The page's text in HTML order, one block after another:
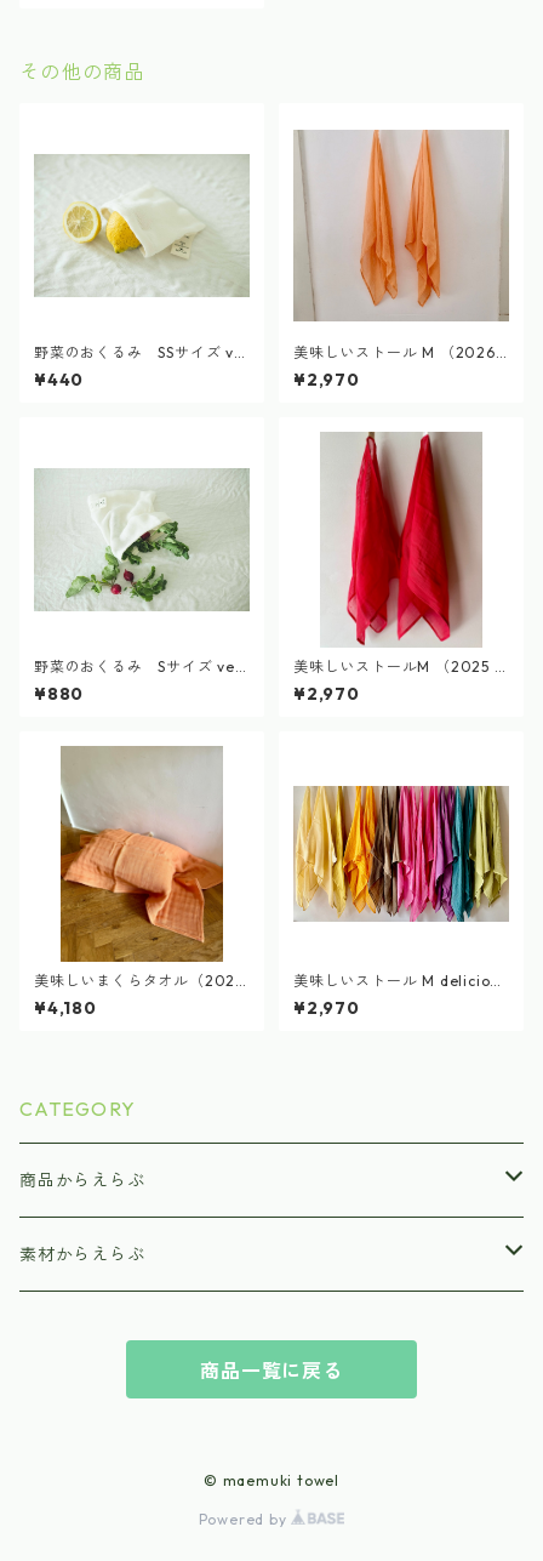
その他の商品
野菜のおくるみ SSサイズ ve
getable swaddle
¥440
美味しいストール M （2026
雪下人参染め）
¥2,970
野菜のおくるみ Sサイズ veg
etable swaddle
¥880
美味しいストールM （2025 n
onomamaビーツ染め）delici
ous stall
¥2,970
美味しいまくらタオル（2026
雪下人参染め）delicious pillo
w towel
¥4,180
美味しいストール M delicious
gauze stall
¥2,970
CATEGORY
商品からえらぶ
美味しいおくるみ（ブランケット）
美味しいガーゼストール（一重ガーゼ）
素材からえらぶ
減農薬栽培コットン
商品一覧に戻る
© maemuki towel
Powered by